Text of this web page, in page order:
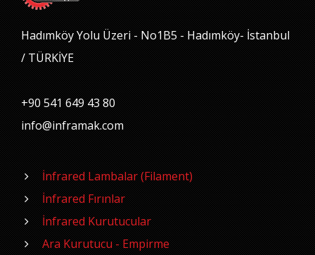
Hadımköy Yolu Üzeri - No1B5 - Hadımköy- İstanbul
/ TÜRKİYE
+90 541 649 43 80
info@inframak.com
İnfrared Lambalar (Filament)
İnfrared Fırınlar
İnfrared Kurutucular
Ara Kurutucu - Empirme